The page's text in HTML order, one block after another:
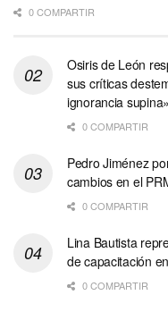
0 COMPARTIR
Osiris de León
sus críticas
ignorancia supina»
0 COMPARTIR
Pedro Jiménez
cambios en el
0 COMPARTIR
Lina Bautista
de capacitación
0 COMPARTIR